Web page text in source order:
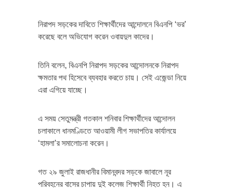
নিরাপদ সড়কের দাবিতে শিক্ষার্থীদের আন্দোলনে বিএনপি ‘ভর’
করেছে বলে অভিযোগ করেন ওবায়দুল কাদের।
তিনি বলেন, বিএনপি নিরাপদ সড়কের আন্দোলনকে নিরাপদ
ক্ষমতার পথ হিসেবে ব্যবহার করতে চায়। সেই এজেন্ডা নিয়ে
এরা এগিয়ে যাচ্ছে।
এ সময় সেতুমন্ত্রী গতকাল শনিবার শিক্ষার্থীদের আন্দোলন
চলাকালে ধানমণ্ডিতে আওয়ামী লীগ সভাপতির কার্যালয়ে
‘হামলা’র সমালোচনা করেন।
গত ২৯ জুলাই রাজধানীর বিমানবন্দর সড়কে জাবালে নূর
পরিবহনের বাসের চাপায় দুই কলেজ শিক্ষার্থী নিহত হন। এ